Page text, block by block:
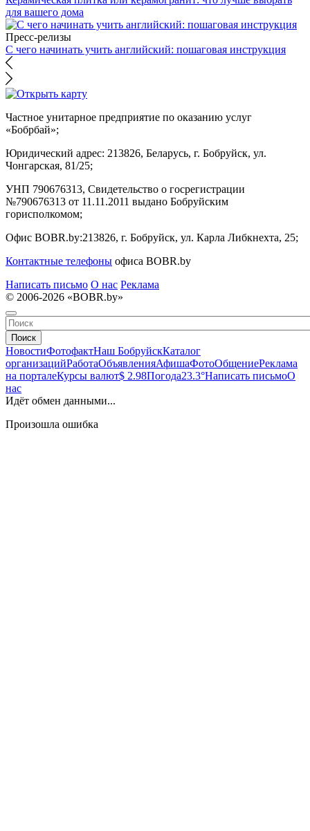
для вашего дома
Пресс-релизы
С чего начинать учить английский: пошаговая инструкция
Частное унитарное предприятие по оказанию услуг
«Бобрбай»;
Юридический адрес: 213826, Беларусь, г. Бобруйск, ул.
Чонгарская, 81/25;
УНП 790676313, Свидетельство о госрегистрации
№790676313 от 11.11.2011 выдано Бобруйским
горисполкомом;
Офис BOBR.by:213826, г. Бобруйск, ул. Карла Либкнехта, 25;
Контактные телефоны офиса BOBR.by
Написать письмо О нас Реклама
© 2006-2026 «BOBR.by»
Поиск
НовостиФотофактНаш БобруйскКаталог
организацийРаботаОбъявленияАфишаФотоОбщениеРеклама
на порталеКурсы валют$ 2.98Погода23.3°Написать письмоО
нас
Идёт обмен данными...
Произошла ошибка